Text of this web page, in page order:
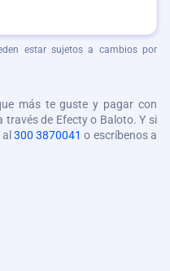
estar sujetos a cambios por
más te guste y pagar con
de Efecty o Baloto. Y si
300 3870041 o escríbenos a